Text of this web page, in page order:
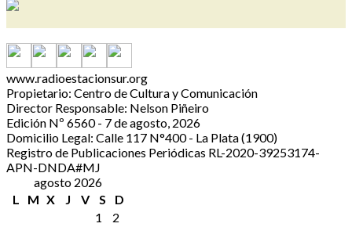
www.radioestacionsur.org
Propietario: Centro de Cultura y Comunicación
Director Responsable: Nelson Piñeiro
Edición Nº 6560 - 7 de agosto, 2026
Domicilio Legal: Calle 117 N°400 - La Plata (1900)
Registro de Publicaciones Periódicas RL-2020-39253174-
APN-DNDA#MJ
agosto 2026
L
M X J V S D
1
2